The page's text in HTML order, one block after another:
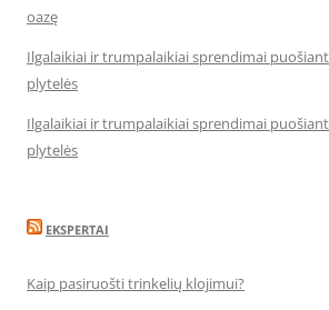
oazę
Ilgalaikiai ir trumpalaikiai sprendimai
plytelės
Ilgalaikiai ir trumpalaikiai sprendimai
plytelės
EKSPERTAI
Kaip pasiruošti trinkelių klojimui?